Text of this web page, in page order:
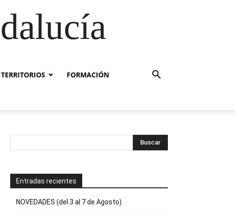
TERRITORIOS FORMACIÓN
Entradas recientes
NOVEDADES (del 3 al 7 de Agosto)